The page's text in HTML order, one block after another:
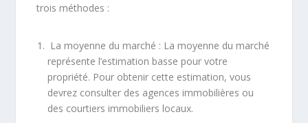
trois méthodes :
La moyenne du marché : La moyenne du marché
représente l’estimation basse pour votre
propriété. Pour obtenir cette estimation, vous
devrez consulter des agences immobilières ou
des courtiers immobiliers locaux.